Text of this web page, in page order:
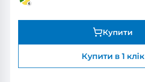
Купити
Купити в 1 клік